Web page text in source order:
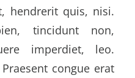
hendrerit quis, nisi.
tincidunt non,
imperdiet, leo.
congue erat